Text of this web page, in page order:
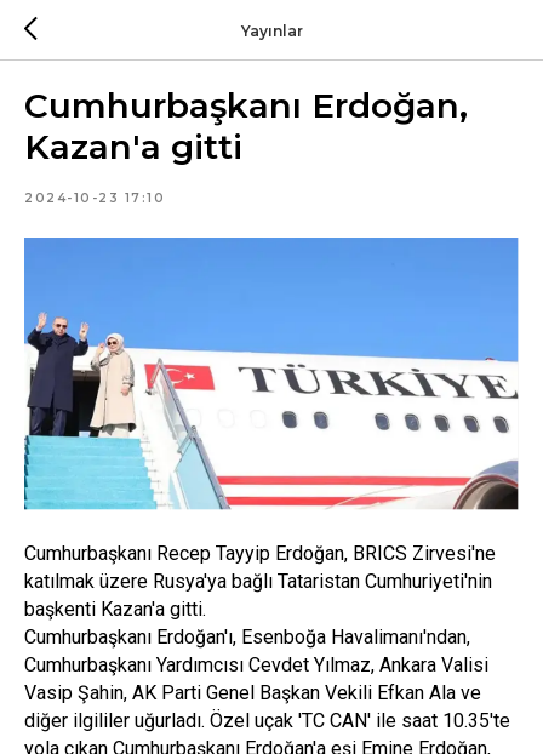
Yayınlar
Cumhurbaşkanı Erdoğan,
Kazan'a gitti
2024-10-23 17:10
Cumhurbaşkanı Recep Tayyip Erdoğan, BRICS Zirvesi'ne
katılmak üzere Rusya'ya bağlı Tataristan Cumhuriyeti'nin
başkenti Kazan'a gitti.
Cumhurbaşkanı Erdoğan'ı, Esenboğa Havalimanı'ndan,
Cumhurbaşkanı Yardımcısı Cevdet Yılmaz, Ankara Valisi
Vasip Şahin, AK Parti Genel Başkan Vekili Efkan Ala ve
diğer ilgililer uğurladı. Özel uçak 'TC CAN' ile saat 10.35'te
yola çıkan Cumhurbaşkanı Erdoğan'a eşi Emine Erdoğan,